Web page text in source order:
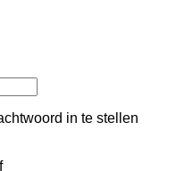
in te stellen